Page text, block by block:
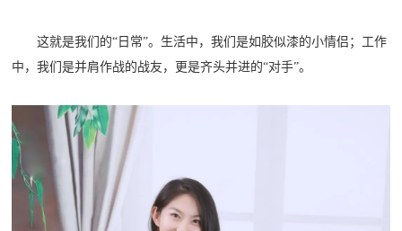
这就是我们的“日常”。生活中，我们是如胶似漆的小情侣；工作
中，我们是并肩作战的战友，更是齐头并进的“对手”。